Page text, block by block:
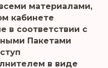
материалами,
кабинете
в соответствии с
Пакетами
в виде